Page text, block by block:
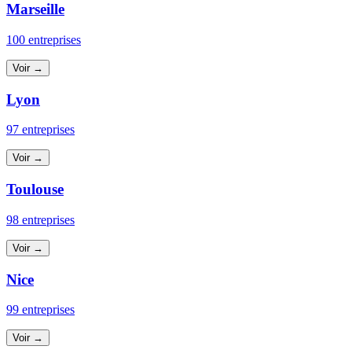
Marseille
100 entreprises
Voir →
Lyon
97 entreprises
Voir →
Toulouse
98 entreprises
Voir →
Nice
99 entreprises
Voir →